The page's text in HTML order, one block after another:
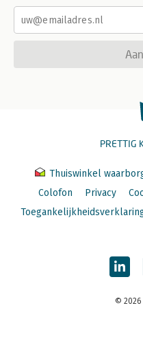
PRETTIG
Thuiswinkel
Colofon
Privacy
© 2026